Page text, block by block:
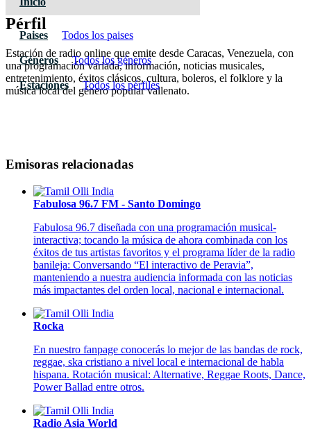
Paises Todos los paises
Géneros Todos los géneros
Estaciones Todos los pérfiles
Pérfil
Estación de radio online que emite desde Caracas, Venezuela, con
una programación variada, información, noticias musicales,
entretenimiento, éxitos clásicos, cultura, boleros, el folklore y la
música local del género popular vallenato.
Emisoras relacionadas
Fabulosa 96.7 FM - Santo Domingo
Fabulosa 96.7 diseñada con una programación musical-
interactiva; tocando la música de ahora combinada con los
éxitos de tus artistas favoritos y el programa líder de la radio
banileja: Conversando “El interactivo de Peravia”,
manteniendo a nuestra audiencia informada con las noticias
más impactantes del orden local, nacional e internacional.
Rocka
En nuestro fanpage conocerás lo mejor de las bandas de rock,
reggae, ska cristiano a nivel local e internacional de habla
hispana. Rotación musical: Alternative, Reggae Roots, Dance,
Power Ballad entre otros.
Radio Asia World